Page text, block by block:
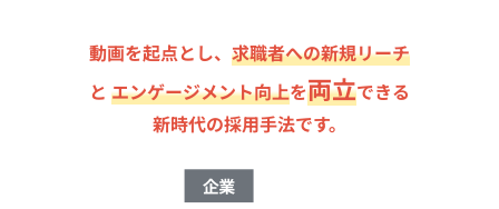
動画を起点とし、 求職者への新規リーチ
と エンゲージメント向上を両立できる
新時代の採用手法です。